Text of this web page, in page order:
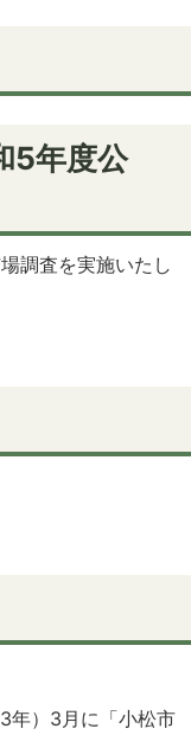
5年度公
調査を実施いたし
年）3月に「小松市